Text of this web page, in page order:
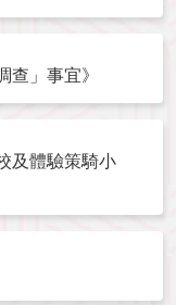
查」事宜》
及體驗策騎小